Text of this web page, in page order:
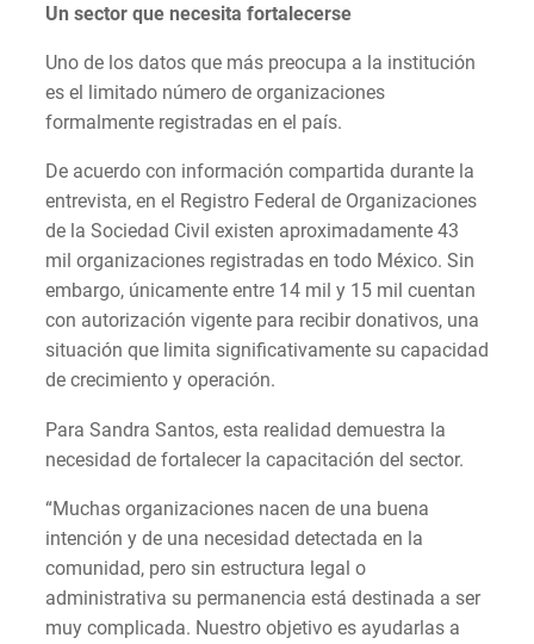
Un sector que necesita fortalecerse
Uno de los datos que más preocupa a la institución
es el limitado número de organizaciones
formalmente registradas en el país.
De acuerdo con información compartida durante la
entrevista, en el Registro Federal de Organizaciones
de la Sociedad Civil existen aproximadamente 43
mil organizaciones registradas en todo México. Sin
embargo, únicamente entre 14 mil y 15 mil cuentan
con autorización vigente para recibir donativos, una
situación que limita significativamente su capacidad
de crecimiento y operación.
Para Sandra Santos, esta realidad demuestra la
necesidad de fortalecer la capacitación del sector.
“Muchas organizaciones nacen de una buena
intención y de una necesidad detectada en la
comunidad, pero sin estructura legal o
administrativa su permanencia está destinada a ser
muy complicada. Nuestro objetivo es ayudarlas a